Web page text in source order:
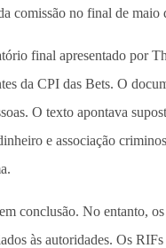
comissão no final de maio
final apresentado por
da CPI das Bets. O
O texto apontava
e associação
conclusão. No entanto,
às autoridades. Os